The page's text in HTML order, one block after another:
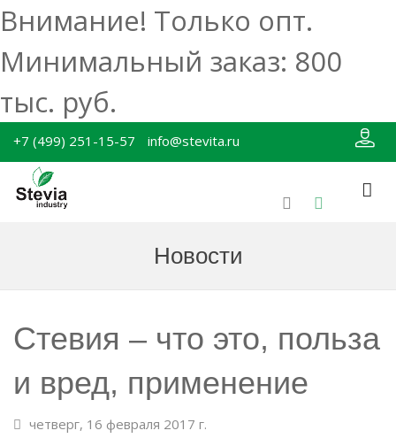
Внимание! Только опт.
Минимальный заказ: 800
тыс. руб.
+7 (499) 251-15-57 info@stevita.ru
Новости
Стевия – что это, польза
и вред, применение
четверг, 16 февраля 2017 г.